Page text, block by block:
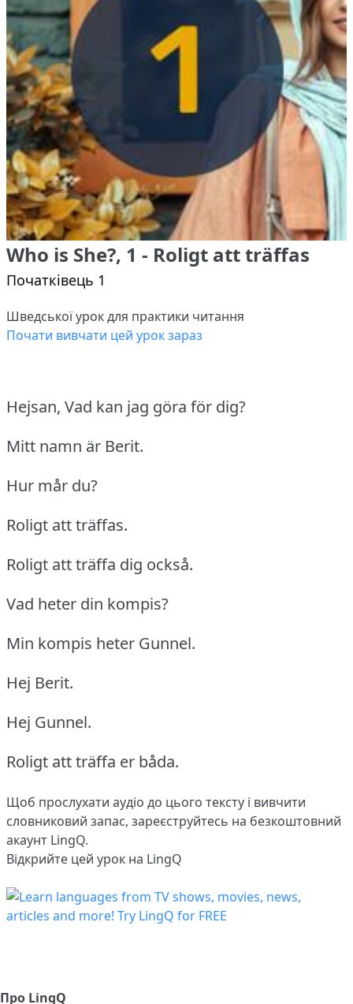
Who is She?, 1 - Roligt att träffas
Початківець 1
Шведської урок для практики читання
Почати вивчати цей урок зараз
Hejsan, Vad kan jag göra för dig?
Mitt namn är Berit.
Hur mår du?
Roligt att träffas.
Roligt att träffa dig också.
Vad heter din kompis?
Min kompis heter Gunnel.
Hej Berit.
Hej Gunnel.
Roligt att träffa er båda.
Щоб прослухати аудіо до цього тексту і вивчити
словниковий запас, зареєструйтесь на безкоштовний
акаунт LingQ.
Відкрийте цей урок на LingQ
Про LingQ